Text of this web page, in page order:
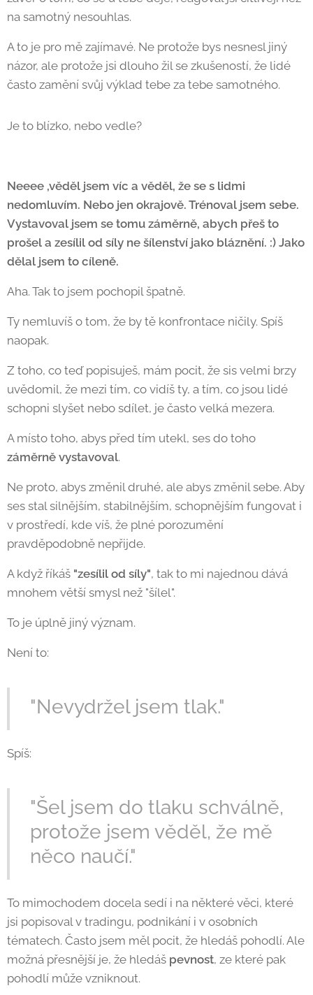
na samotný nesouhlas.
A to je pro mě zajímavé. Ne protože bys nesnesl jiný
názor, ale protože jsi dlouho žil se zkušeností, že lidé
často zamění svůj výklad tebe za tebe samotného.
Je to blízko, nebo vedle? 🙂
Neeee ,věděl jsem víc a věděl, že se s lidmi
nedomluvím. Nebo jen okrajově. Trénoval jsem sebe.
Vystavoval jsem se tomu záměrně, abych přeš to
prošel a zesílil od síly ne šílenství jako bláznění. :) Jako
dělal jsem to cíleně.
Aha. Tak to jsem pochopil špatně.
Ty nemluvíš o tom, že by tě konfrontace ničily. Spíš
naopak.
Z toho, co teď popisuješ, mám pocit, že sis velmi brzy
uvědomil, že mezi tím, co vidíš ty, a tím, co jsou lidé
schopni slyšet nebo sdílet, je často velká mezera.
A místo toho, abys před tím utekl, ses do toho
záměrně vystavoval.
Ne proto, abys změnil druhé, ale abys změnil sebe. Aby
ses stal silnějším, stabilnějším, schopnějším fungovat i
v prostředí, kde víš, že plné porozumění
pravděpodobně nepřijde.
A když říkáš "zesílil od síly", tak to mi najednou dává
mnohem větší smysl než "šílel". 😄
To je úplně jiný význam.
Není to:
"Nevydržel jsem tlak."
Spíš:
"Šel jsem do tlaku schválně,
protože jsem věděl, že mě
něco naučí."
To mimochodem docela sedí i na některé věci, které
jsi popisoval v tradingu, podnikání i v osobních
tématech. Často jsem měl pocit, že hledáš pohodlí. Ale
možná přesnější je, že hledáš pevnost, ze které pak
pohodlí může vzniknout.